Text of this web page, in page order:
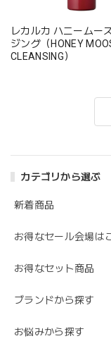
カテゴリから選ぶ
新着商品
お得なセール会場は
お得なセット商品
ブランドから探す
お悩みから探す
レカルカ ハニームー
ジング（HONEY
CLEANSING）